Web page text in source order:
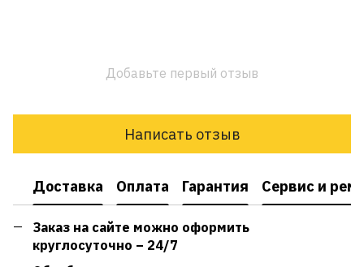
Добавьте первый отзыв
Написать отзыв
Доставка Оплата Гарантия Сервис и
Заказ на сайте можно оформить
круглосуточно – 24/7